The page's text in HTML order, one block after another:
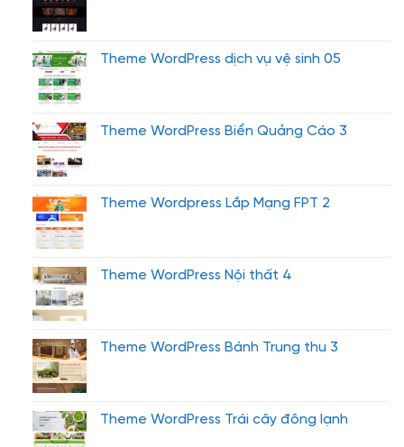
Theme WordPress dịch vụ vệ sinh 05
Theme WordPress Biển Quảng Cáo 3
Theme Wordpress Lắp Mạng FPT 2
Theme WordPress Nội thất 4
Theme WordPress Bánh Trung thu 3
Theme WordPress Trái cây đông lạnh